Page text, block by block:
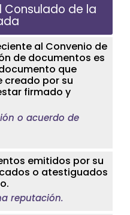
Consulado de la
al Convenio de
de documentos es
que
creado por su
firmado y
o acuerdo de
emitidos por su
o atestiguados
reputación.